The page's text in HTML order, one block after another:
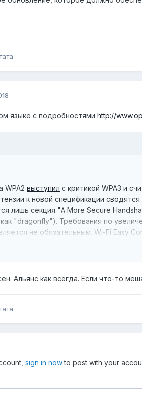
языке с подробностями http://
WPA2 выступил с критикой WPA3 и
к новой спецификации
лишь секция "A More Secure
как "dragonfly"). Требования по
не обязательным. Wi-Fi Easy
Альянс как всегда. Если что-то
sign in nowto post with your